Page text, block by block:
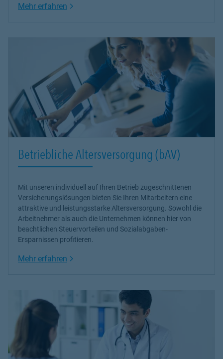
Mehr erfahren Link Opens in New Tab
Betriebliche Altersversorgung (bAV)
Mit unseren individuell auf Ihren Betrieb zugeschnittenen
Versicherungslösungen bieten Sie Ihren Mitarbeitern eine
attraktive und leistungsstarke Altersversorgung. Sowohl die
Arbeitnehmer als auch die Unternehmen können hier von
beachtlichen Steuervorteilen und Sozialabgaben-
Ersparnissen profitieren.
Mehr erfahren Link Opens in New Tab